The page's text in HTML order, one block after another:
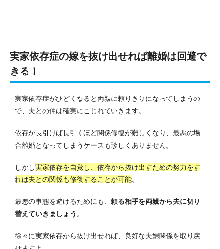
実家依存症の嫁を抜け出せれば離婚は回避で
きる！
実家依存症がひどくなると両親に頼りきりになってしまうの
で、夫との仲は確実にこじれていきます。
依存が長引けば長引くほど関係修復が難しくなり、最悪の場
合離婚となってしまうケースも珍しくありません。
しかし実家依存を自覚し、依存から抜け出すための努力をす
れば夫との関係も修復することが可能。
最悪の事態を避けるためにも、 頼る相手を両親から夫に切り
替えていきましょう 。
徐々に実家依存から抜け出せれば、良好な夫婦関係を取り戻